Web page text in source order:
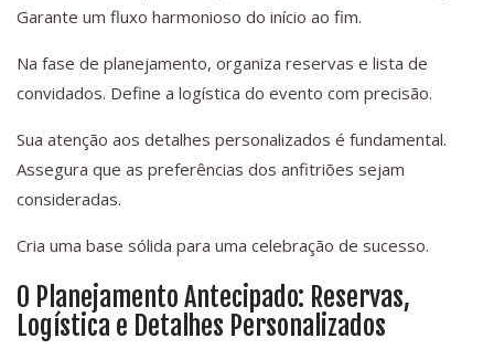
Garante um fluxo harmonioso do início ao fim.
Na fase de planejamento, organiza reservas e lista de
convidados. Define a logística do evento com precisão.
Sua atenção aos detalhes personalizados é fundamental.
Assegura que as preferências dos anfitriões sejam
consideradas.
Cria uma base sólida para uma celebração de sucesso.
O Planejamento Antecipado: Reservas,
Logística e Detalhes Personalizados